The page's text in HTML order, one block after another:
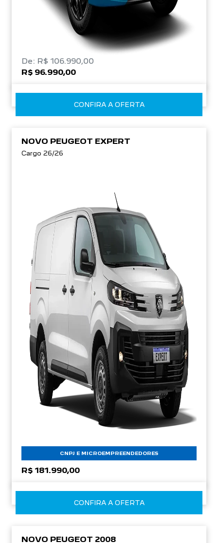
De: R$ 106.990,00
R$ 96.990,00
CONFIRA A OFERTA
NOVO PEUGEOT EXPERT
Cargo 26/26
CNPJ E MICROEMPREENDEDORES
R$ 181.990,00
CONFIRA A OFERTA
NOVO PEUGEOT 2008